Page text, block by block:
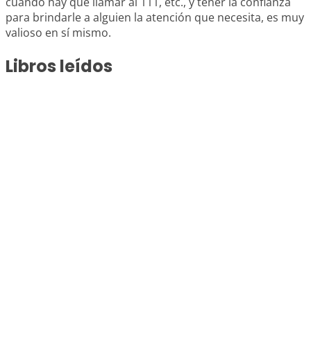
para brindarle a alguien la atención que necesita, es muy
valioso en sí mismo.
Libros leídos